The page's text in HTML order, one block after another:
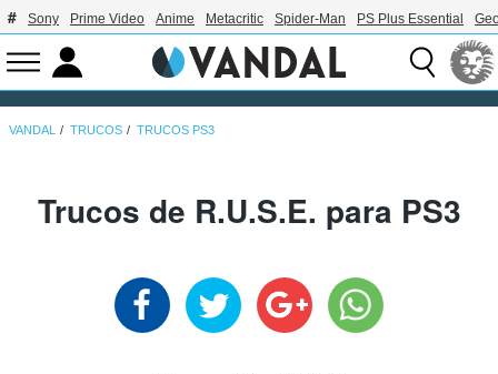
Sony Prime Video Anime Metacritic Spider-Man PS Plus Essential
VANDAL TRUCOS TRUCOS PS3
Trucos de R.U.S.E. para PS3